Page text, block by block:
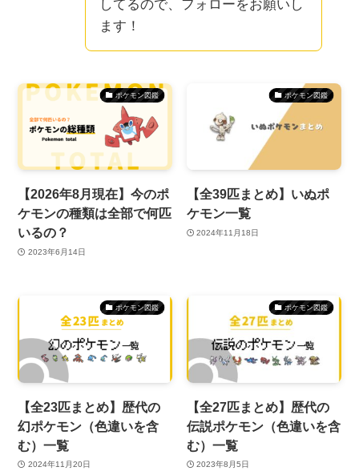
してるので、フォローをお願いし
ます！
ポケモン図鑑
【2026年8月現在】今のポ
ケモンの種類は全部で何匹
いるの？
2023年6月14日
ポケモン図鑑
【全39匹まとめ】いぬポ
ケモン一覧
2024年11月18日
ポケモン図鑑
【全23匹まとめ】歴代の
幻ポケモン（色違いを含
む）一覧
2024年11月20日
ポケモン図鑑
【全27匹まとめ】歴代の
伝説ポケモン（色違いを含
む）一覧
2023年8月5日